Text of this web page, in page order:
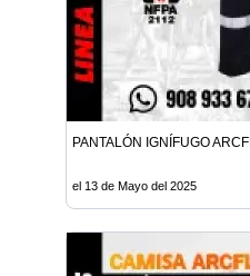
PANTALÓN IGNÍFUGO
el 13 de Mayo del 2025